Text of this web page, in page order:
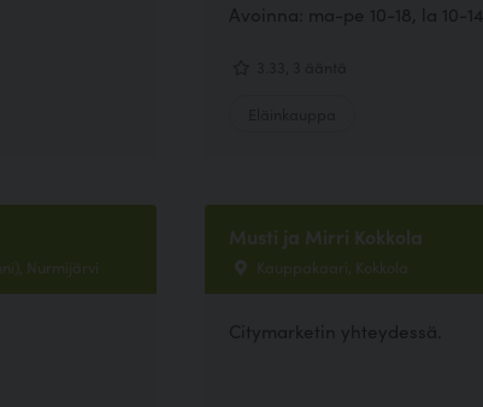
Avoinna: ma-pe 10-18, la 10-14
Nurmijärvi
Musti ja Mirri Kokkola
Kauppakaari, Kokkola
Citymarketin yhteydessä.